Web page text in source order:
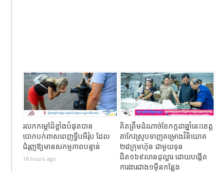
រលកកម្ដៅដ៏ខ្លាំងបំផុតបាន
បោកបក់ពាសពេញទ្វីបអឺរ៉ុប ដែល
ជំរុញឱ្យមានសកម្មភាពបន្ទាន់
18 hours ago
គិតត្រឹមដំណាច់ខែកក្កដាឆ្នាំនេះខេត្ត
តាកែវស្រូបទាញគម្រោងវិនិយោគ
២៨ក្រុមហ៊ុន ជាមួយទុន
ជិត១៦៩លានដុល្លារ ដោយបង្កើត
ការងារជាង១ម៉ឺនកន្លែង